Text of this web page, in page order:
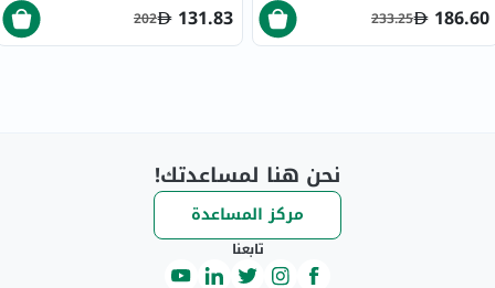
186.60
233.25
131.83
202
نحن هنا لمساعدتك!
مركز المساعدة
تابعنا